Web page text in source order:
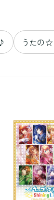
うたの